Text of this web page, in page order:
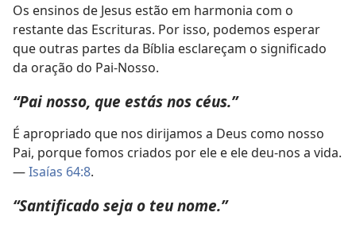
Os ensinos de Jesus estão em harmonia com o
restante das Escrituras. Por isso, podemos esperar
que outras partes da Bíblia esclareçam o significado
da oração do Pai-Nosso.
“Pai nosso, que estás nos céus.”
É apropriado que nos dirijamos a Deus como nosso
Pai, porque fomos criados por ele e ele deu-nos a vida.
—Isaías 64:8.
“Santificado seja o teu nome.”